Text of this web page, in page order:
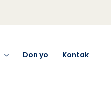
Don yo Kontak